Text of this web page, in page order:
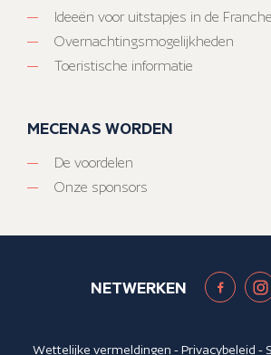
Ideeën voor uitstapjes in de
Overnachtingsmogelijkheden
Toeristische informatie
MECENAS WORDEN
De voordelen
Onze sponsors
NETWERKEN
Wettelijke vermeldingen -Privacybeleid -